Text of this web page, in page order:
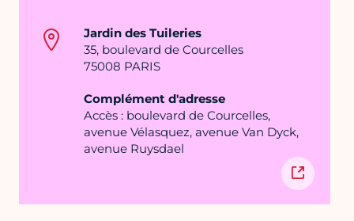
Jardin des Tuileries
35, boulevard de Courcelles
75008 PARIS
Complément d'adresse
Accès : boulevard de Courcelles,
avenue Vélasquez, avenue Van Dyck,
avenue Ruysdael